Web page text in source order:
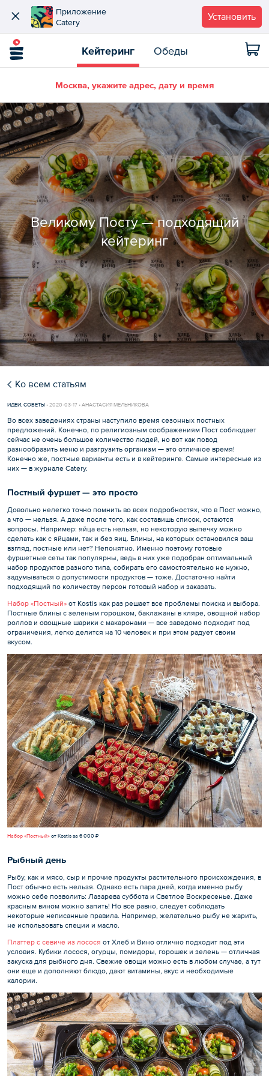
Приложение
Catery
Установить
Кейтеринг Обеды
Москва, укажите адрес, дату и время
Великому Посту — подходящий
кейтеринг
Ко всем статьям
ИДЕИ, СОВЕТЫ • 2020-03-17 • АНАСТАСИЯ МЕЛЬНИКОВА
Во всех заведениях страны наступило время сезонных постных
предложений. Конечно, по религиозным соображениям Пост соблюдает
сейчас не очень большое количество людей, но вот как повод
разнообразить меню и разгрузить организм — это отличное время!
Конечно же, постные варианты есть и в кейтеринге. Самые интересные из
них — в журнале Catery.
Постный фуршет — это просто
Довольно нелегко точно помнить во всех подробностях, что в Пост можно,
а что — нельзя. А даже после того, как составишь список, остаются
вопросы. Например: яйца есть нельзя, но некоторую выпечку можно
сделать как с яйцами, так и без яиц. Блины, на которых остановился ваш
взгляд, постные или нет? Непонятно. Именно поэтому готовые
фуршетные сеты так популярны, ведь в них уже подобран оптимальный
набор продуктов разного типа, собирать его самостоятельно не нужно,
задумываться о допустимости продуктов — тоже. Достаточно найти
подходящий по количеству персон готовый набор и заказать.
Набор «Постный» от Kostis как раз решает все проблемы поиска и выбора.
Постные блины с зеленым горошком, баклажаны в кляре, овощной набор
роллов и овощные шарики с макаронами — все заведомо подходит под
ограничения, легко делится на 10 человек и при этом радует своим
вкусом.
Набор «Постный» от Kostis за 6 000 ₽
Рыбный день
Рыбу, как и мясо, сыр и прочие продукты растительного происхождения, в
Пост обычно есть нельзя. Однако есть пара дней, когда именно рыбу
можно себе позволить: Лазарева суббота и Светлое Воскресенье. Даже
красным вином можно запить! Но все равно, следует соблюдать
некоторые неписанные правила. Например, желательно рыбу не жарить,
не использовать специи и масло.
Платтер с севиче из лосося от Хлеб и Вино отлично подходит под эти
условия. Кубики лосося, огурцы, помидоры, горошек и зелень — отличная
закуска для рыбного дня. Свежие овощи можно есть в любом случае, а тут
они еще и дополняют блюдо, дают витамины, вкус и необходимые
калории.